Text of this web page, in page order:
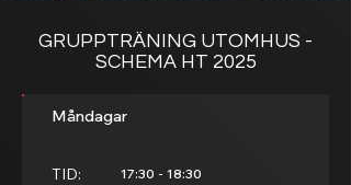
GRUPPTRÄNING UTOMHUS -
SCHEMA HT 2025
Måndagar
TID: 17:30 - 18:30